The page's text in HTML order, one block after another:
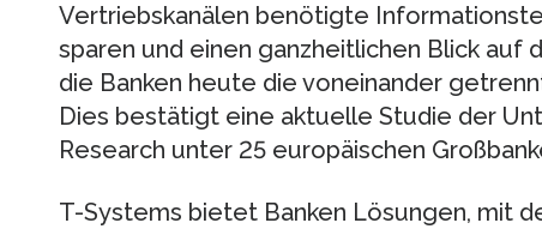
Vertriebskanälen benötigte
sparen und einen ganzheitlichen Blick auf
die Banken heute die voneinander
Dies bestätigt eine aktuelle Studie der
Research unter 25 europäischen
T-Systems bietet Banken Lösungen, mit